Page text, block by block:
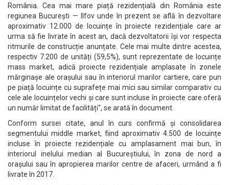
România. Cea mai mare piață rezidențială din România este
regiunea București — Ilfov unde în prezent se află în dezvoltare
aproximativ 12.000 de locuințe în proiecte rezidențiale care ar
urma să fie livrate în acest an, dacă dezvoltatorii își vor respecta
ritmurile de construcție anunțate. Cele mai multe dintre acestea,
respectiv 7.200 de unități (59,5%), sunt reprezentate de locuințe
mass market, adică proiecte rezidențiale amplasate în zonele
mărginașe ale orașului sau în interiorul marilor cartiere, care pun
pe piață locuințe cu suprafețe mai mici sau similar comparativ cu
cele ale locuințelor vechi și care sunt incluse în proiecte care oferă
un număr limitat de facilități'', se arată în document.
Conform sursei citate, anul în curs confirmă și consolidarea
segmentului middle market, fiind aproximativ 4.500 de locuințe
incluse în proiecte rezidențiale cu amplasament mai bun, în
interiorul inelului median al Bucureștiului, în zona de nord a
orașului sau în apropierea marilor centre de afaceri, urmând a fi
livrate în 2017.